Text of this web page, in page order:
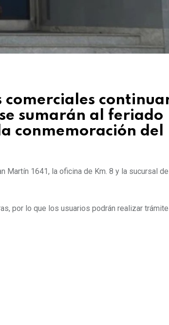
comerciales
sumarán al feriado
conmemoración del
Martín 1641, la oficina de Km. 8 y la sucursal
por lo que los usuarios podrán realizar